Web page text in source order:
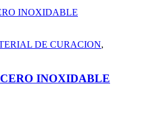
DE CURACION,
INOXIDABLE